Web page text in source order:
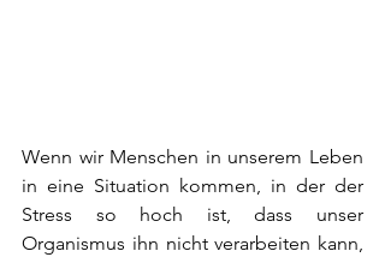
Wenn wir Menschen in unserem Leben
in eine Situation kommen, in der der
Stress so hoch ist, dass unser
Organismus ihn nicht verarbeiten kann,